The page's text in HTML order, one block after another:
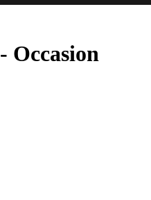
- Occasion